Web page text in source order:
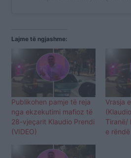
Lajme të ngjashme:
Publikohen pamje të reja
nga ekzekutimi mafioz të
28-vjeçarit Klaudio Prendi
(VIDEO)
Vrasja
Tiranë/
e rëndë